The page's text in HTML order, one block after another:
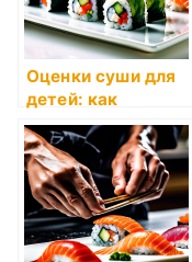
Оценки суши для
детей: как
выбрать
безопасные
варианты?